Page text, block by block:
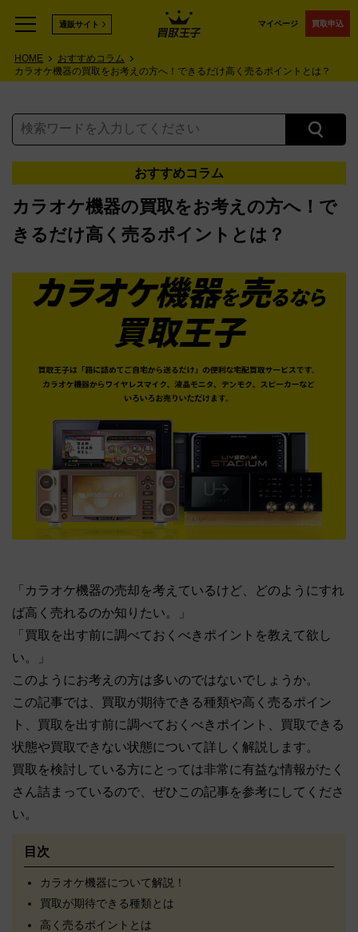
マイページ 買取申込
通販サイト
HOME
おすすめコラム
カラオケ機器の買取をお考えの方へ！できるだけ高く売るポイントとは？
おすすめコラム
カラオケ機器の買取をお考えの方へ！で
きるだけ高く売るポイントとは？
「カラオケ機器の売却を考えているけど、どのようにすれ
ば高く売れるのか知りたい。」
「買取を出す前に調べておくべきポイントを教えて欲し
い。」
このようにお考えの方は多いのではないでしょうか。
この記事では、買取が期待できる種類や高く売るポイン
ト、買取を出す前に調べておくべきポイント、買取できる
状態や買取できない状態について詳しく解説します。
買取を検討している方にとっては非常に有益な情報がたく
さん詰まっているので、ぜひこの記事を参考にしてくださ
い。
目次
カラオケ機器について解説！
買取が期待できる種類とは
高く売るポイントとは